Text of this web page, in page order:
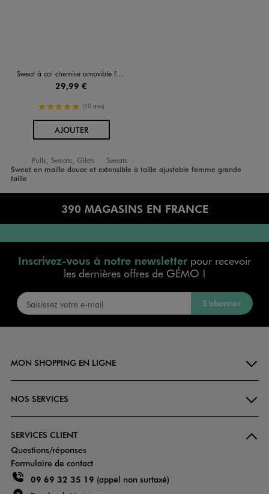
Sweat à col chemise amovible femme grande taille - LuluCastagnette
29,99 €
5/5 de moyenne
(10 avis)
AJOUTERAU PANIER
Accueil
Femme
Vêtements
Pulls, Sweats, Gilets
Sweats
Sweat en maille douce et extensible à taille ajustable femme grande
taille
390 MAGASINS EN FRANCE
Inscrivez-vous à notre newsletterpour recevoir
les dernières offres de GÉMO !
S’abonner
MON SHOPPING EN LIGNE
NOS SERVICES
SERVICES CLIENT
Questions/réponses
Formulaire de contact
09 69 32 35 19 (appel non surtaxé)